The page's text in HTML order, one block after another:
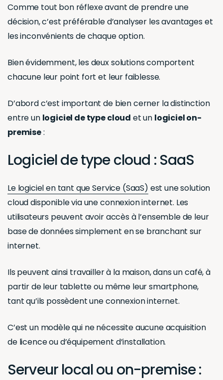
Comme tout bon réflexe avant de prendre une
décision, c’est préférable d’analyser les avantages et
les inconvénients de chaque option.
Bien évidemment, les deux solutions comportent
chacune leur point fort et leur faiblesse.
D’abord c’est important de bien cerner la distinction
entre un logiciel de type cloud et un logiciel on-
premise:
Logiciel de type cloud : SaaS
Le logiciel en tant que Service (SaaS) est une solution
cloud disponible via une connexion internet. Les
utilisateurs peuvent avoir accès à l’ensemble de leur
base de données simplement en se branchant sur
internet.
Ils peuvent ainsi travailler à la maison, dans un café, à
partir de leur tablette ou même leur smartphone,
tant qu’ils possèdent une connexion internet.
C’est un modèle qui ne nécessite aucune acquisition
de licence ou d’équipement d’installation.
Serveur local ou on-premise :